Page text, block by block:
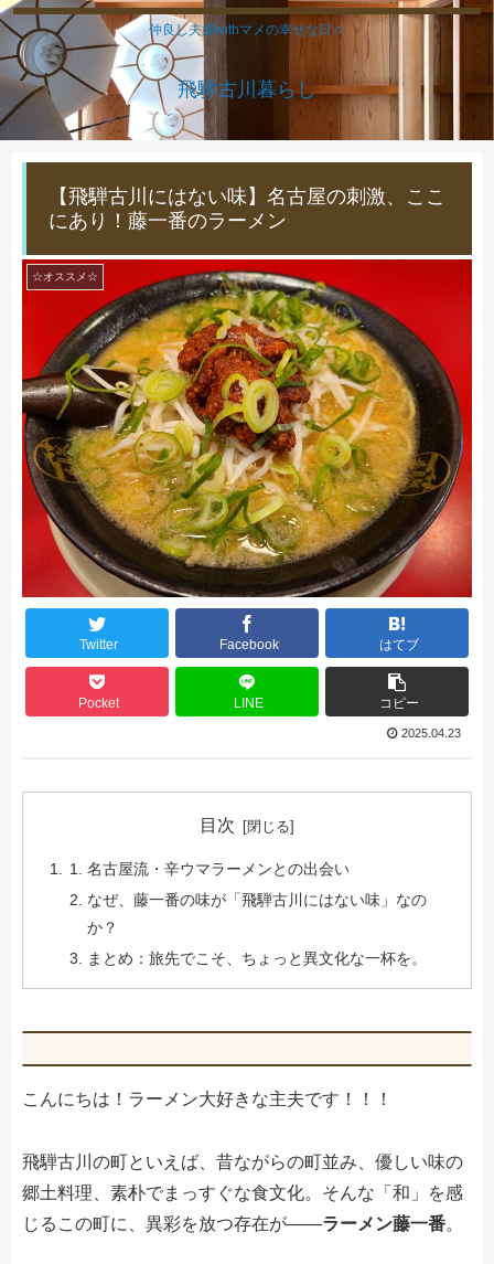
仲良し夫婦withマメの幸せな日々
飛騨古川暮らし
【飛騨古川にはない味】名古屋の刺激、ここ
にあり！藤一番のラーメン
☆オススメ☆
Twitter Facebook はてブ
Pocket LINE コピー
2025.04.23
目次
名古屋流・辛ウマラーメンとの出会い
なぜ、藤一番の味が「飛騨古川にはない味」なの
か？
まとめ：旅先でこそ、ちょっと異文化な一杯を。
こんにちは！ラーメン大好きな主夫です！！！
飛騨古川の町といえば、昔ながらの町並み、優しい味の
郷土料理、素朴でまっすぐな食文化。そんな「和」を感
じるこの町に、異彩を放つ存在が――ラーメン藤一番。